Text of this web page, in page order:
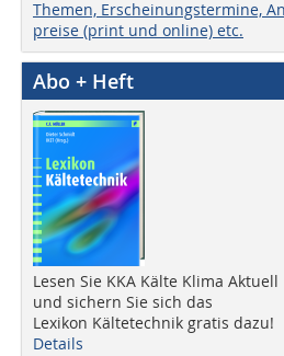
Themen, Erscheinungstermine,
preise (print und online) etc.
Abo + Heft
Lesen Sie KKA Kälte Klima Aktuell
und sichern Sie sich das
Lexikon Kältetechnik gratis dazu!
Details